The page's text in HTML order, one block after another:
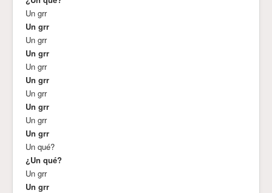
Un grr
Un grr
Un grr
Un grr
Un grr
Un grr
Un grr
Un grr
Un grr
Un grr
Un qué?
¿Un qué?
Un grr
Un grr